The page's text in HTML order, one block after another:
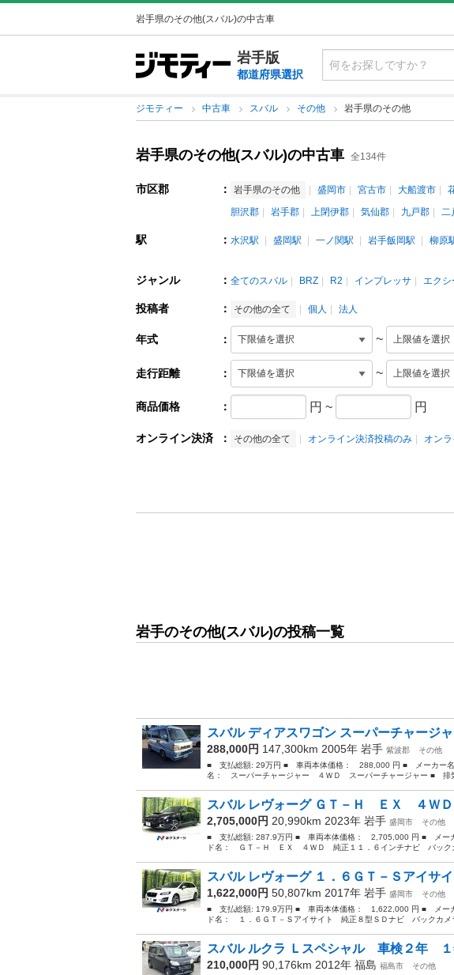
岩手県のその他(スバル)の中古車
岩手版
都道府県選択
ジモティー 中古車 スバル その他 岩手県のその他
岩手県のその他(スバル)の中古車 全134件
市区郡 ： 岩手県のその他 盛岡市 宮古市 大船渡市
胆沢郡
岩手郡 上閉伊郡 気仙郡 九戸郡 二
駅 ： 水沢駅 盛岡駅 一ノ関駅 岩手飯岡駅 柳原
ジャンル ： 全てのスバル BRZ R2 インプレッサ エクシ
投稿者 ： その他の全て 個人 法人
年式 ： ~
走行距離 ： ~
商品価格 ： 円 ~ 円
オンライン決済 ： その他の全て オンライン決済投稿のみ オン
岩手のその他(スバル)の投稿一覧
スバル ディアスワゴン スーパーチャー
288,000円 147,300km 2005年 岩手 紫波郡
その他
■ 支払総額: 29万円 ■ 車両本体価格： 288,000 円 ■ メーカー
名： スーパーチャージャー ４ＷＤ スーパーチャージャー ■
スバル レヴォーグ ＧＴ－Ｈ ＥＸ ４Ｗ
2,705,000円 20,990km 2023年 岩手 盛岡市
その他
■ 支払総額: 287.9万円 ■ 車両本体価格： 2,705,000 円 ■ メ
ド名： ＧＴ－Ｈ ＥＸ ４ＷＤ 純正１１．６インチナビ バック
スバル レヴォーグ １．６ＧＴ－Ｓアイ
1,622,000円 50,807km 2017年 岩手 盛岡市
その他
■ 支払総額: 179.9万円 ■ 車両本体価格： 1,622,000 円 ■ メ
ド名： １．６ＧＴ－Ｓアイサイト 純正８型ＳＤナビ バックカメ
スバル ルクラ Ｌスペシャル 車検２年
210,000円 90,176km 2012年 福島 福島市
その他